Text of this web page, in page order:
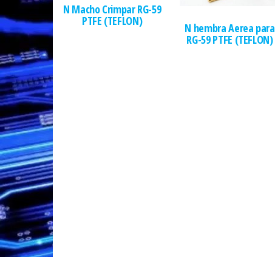
N Macho Crimpar RG-59
PTFE (TEFLON)
N hembra Aerea para
RG-59 PTFE (TEFLON)